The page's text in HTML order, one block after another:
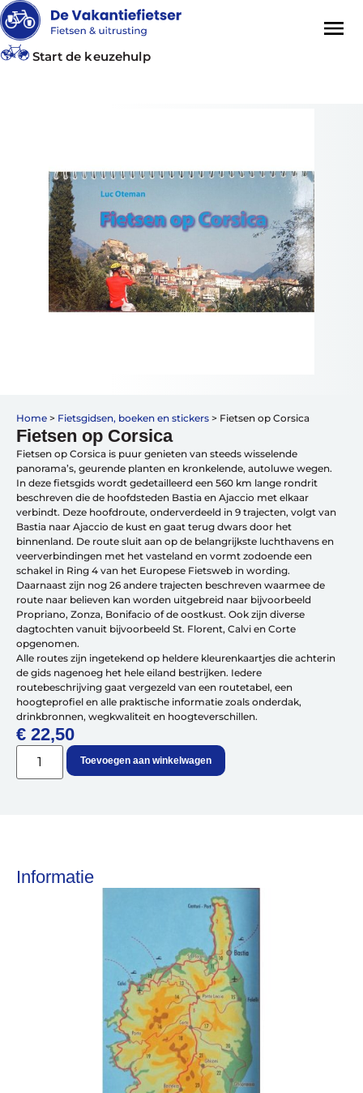
Vakantiefietsen
Intakelijst voor een vakantiefiets
Keuzehulp: Hoe kies je een vakantiefiets
Keuzehulp: Elektrische fiets
Merken
Fietsverzekering Afsluiten
Help mij bij het
kiezen van een fiets
Maak een afspraak
Over ons
Contact
De winkel
Blog
Fietsonderdelen
Fietsbanden
Meer fietsonderdelen en accessoires
Start de keuzehulp
Home > Fietsgidsen, boeken en stickers > Fietsen op Corsica
Fietsen op Corsica
Fietsen op Corsica is puur genieten van steeds wisselende
panorama’s, geurende planten en kronkelende, autoluwe wegen.
In deze fietsgids wordt gedetailleerd een 560 km lange rondrit
beschreven die de hoofdsteden Bastia en Ajaccio met elkaar
verbindt. Deze hoofdroute, onderverdeeld in 9 trajecten, volgt van
Bastia naar Ajaccio de kust en gaat terug dwars door het
binnenland. De route sluit aan op de belangrijkste luchthavens en
veerverbindingen met het vasteland en vormt zodoende een
schakel in Ring 4 van het Europese Fietsweb in wording.
Daarnaast zijn nog 26 andere trajecten beschreven waarmee de
route naar believen kan worden uitgebreid naar bijvoorbeeld
Propriano, Zonza, Bonifacio of de oostkust. Ook zijn diverse
dagtochten vanuit bijvoorbeeld St. Florent, Calvi en Corte
opgenomen.
Alle routes zijn ingetekend op heldere kleurenkaartjes die achterin
de gids nagenoeg het hele eiland bestrijken. Iedere
routebeschrijving gaat vergezeld van een routetabel, een
hoogteprofiel en alle praktische informatie zoals onderdak,
drinkbronnen, wegkwaliteit en hoogteverschillen.
€ 22,50
Toevoegen aan winkelwagen
Informatie